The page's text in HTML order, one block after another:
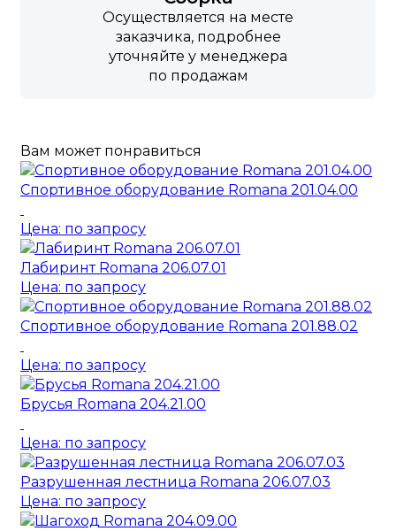
Осуществляется на месте
заказчика, подробнее
уточняйте у менеджера
по продажам
Вам может понравиться
Спортивное оборудование Romana 201.04.00
Цена: по запросу
Лабиринт Romana 206.07.01
Цена: по запросу
Спортивное оборудование Romana 201.88.02
Цена: по запросу
Брусья Romana 204.21.00
Цена: по запросу
Разрушенная лестница Romana 206.07.03
Цена: по запросу